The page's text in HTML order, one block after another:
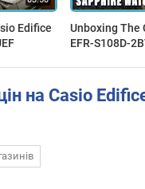
Edifice
Unboxing The
EFR-S108D-
на Casio